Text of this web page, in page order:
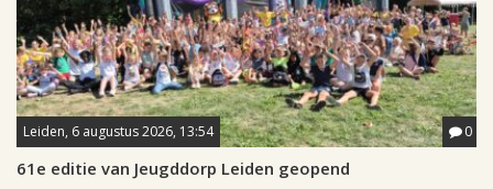
Leiden, 6 augustus 2026, 13:54 0
61e editie van Jeugddorp Leiden geopend